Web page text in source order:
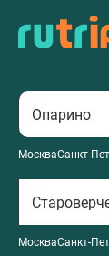
МоскваСанкт-
МоскваСанкт-